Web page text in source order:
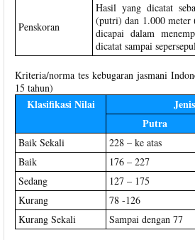
Penskoran
Hasil yang dicatat
(putri) dan 1.000 meter
dicapai dalam
dicatat sampai
Kriteria/norma tes kebugaran jasmani
15 tahun)
Klasifikasi Nilai
Putra
Baik Sekali 228 – ke atas
Baik
176 – 227
Sedang
127 – 175
Kurang
78 -126
Kurang Sekali
Sampai dengan 77